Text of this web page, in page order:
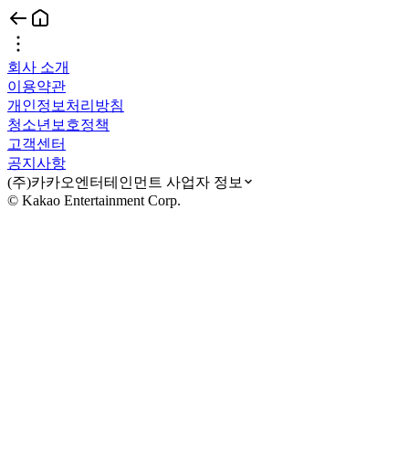
회사 소개
이용약관
개인정보처리방침
청소년보호정책
고객센터
공지사항
(주)카카오엔터테인먼트 사업자 정보
© Kakao Entertainment Corp.